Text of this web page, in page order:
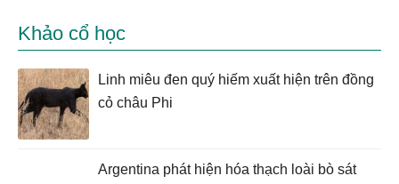
Khảo cổ học
Linh miêu đen quý hiếm xuất hiện trên đồng
cỏ châu Phi
Argentina phát hiện hóa thạch loài bò sát